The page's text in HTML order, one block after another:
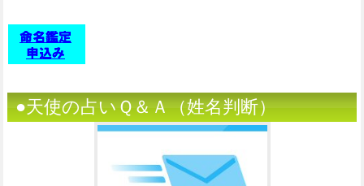
●天使の占いＱ＆Ａ（姓名判断）